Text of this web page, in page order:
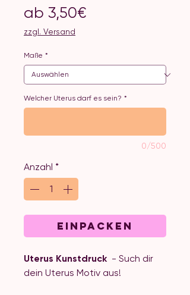
ab 3,50€
zzgl. Versand
Maße *
Welcher Uterus darf es sein? *
0/500
Anzahl *
EINpacken
Uterus Kunstdruck - Such dir
dein Uterus Motiv aus!